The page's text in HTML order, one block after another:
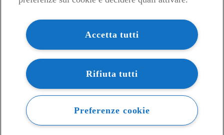
Contatti e recapiti
my.zanichelli.it
Filiali e agenzie
Acquisti: informazioni precontrattuali
Area stampa
Privacy
Accetta tutti
Rifiuta tutti
Preferenze cookie